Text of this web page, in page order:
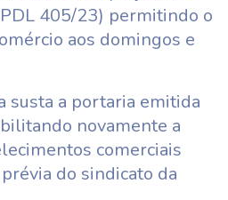
405/23) permitindo o
aos domingos e
susta a portaria emitida
novamente a
comerciais
do sindicato da